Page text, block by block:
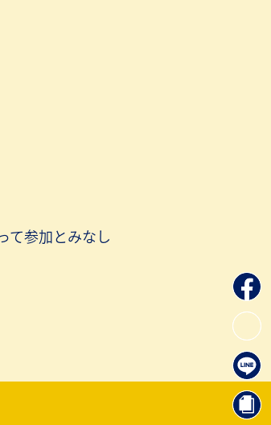
て参加とみなし